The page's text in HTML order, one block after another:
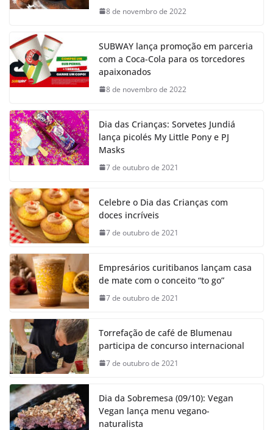
8 de novembro de 2022
SUBWAY lança promoção em parceria
com a Coca-Cola para os torcedores
apaixonados
8 de novembro de 2022
Dia das Crianças: Sorvetes Jundiá
lança picolés My Little Pony e PJ
Masks
7 de outubro de 2021
Celebre o Dia das Crianças com
doces incríveis
7 de outubro de 2021
Empresários curitibanos lançam casa
de mate com o conceito “to go”
7 de outubro de 2021
Torrefação de café de Blumenau
participa de concurso internacional
7 de outubro de 2021
Dia da Sobremesa (09/10): Vegan
Vegan lança menu vegano-
naturalista